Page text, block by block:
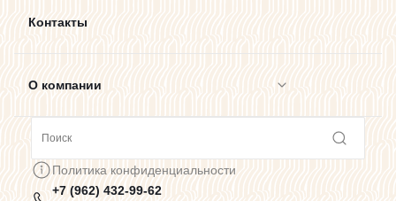
Контакты
О компании
Политика конфиденциальности
+7 (962) 432-99-62